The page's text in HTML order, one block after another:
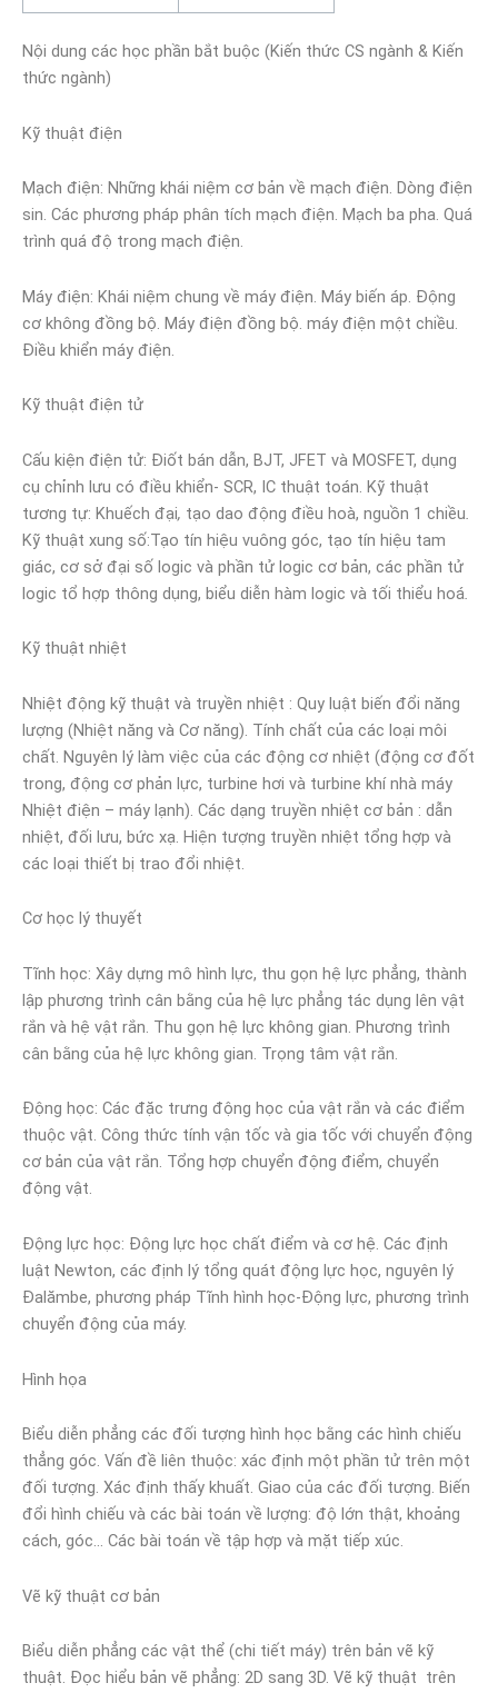
Nội dung các học phần bắt buộc (Kiến thức CS ngành & Kiến
thức ngành)
Kỹ thuật điện
Mạch điện: Những khái niệm cơ bản về mạch điện. Dòng điện
sin. Các phương pháp phân tích mạch điện. Mạch ba pha. Quá
trình quá độ trong mạch điện.
Máy điện: Khái niệm chung về máy điện. Máy biến áp. Động
cơ không đồng bộ. Máy điện đồng bộ. máy điện một chiều.
Điều khiển máy điện.
Kỹ thuật điện tử
Cấu kiện điện tử: Điốt bán dẫn, BJT, JFET và MOSFET, dụng
cụ chỉnh lưu có điều khiển- SCR, IC thuật toán. Kỹ thuật
tương tự: Khuếch đại, tạo dao động điều hoà, nguồn 1 chiều.
Kỹ thuật xung số:Tạo tín hiệu vuông góc, tạo tín hiệu tam
giác, cơ sở đại số logic và phần tử logic cơ bản, các phần tử
logic tổ hợp thông dụng, biểu diễn hàm logic và tối thiểu hoá.
Kỹ thuật nhiệt
Nhiệt động kỹ thuật và truyền nhiệt : Quy luật biến đổi năng
lượng (Nhiệt năng và Cơ năng). Tính chất của các loại môi
chất. Nguyên lý làm việc của các động cơ nhiệt (động cơ đốt
trong, động cơ phản lực, turbine hơi và turbine khí nhà máy
Nhiệt điện – máy lạnh). Các dạng truyền nhiệt cơ bản : dẫn
nhiệt, đối lưu, bức xạ. Hiện tượng truyền nhiệt tổng hợp và
các loại thiết bị trao đổi nhiệt.
Cơ học lý thuyết
Tĩnh học: Xây dựng mô hình lực, thu gọn hệ lực phẳng, thành
lập phương trình cân bằng của hệ lực phẳng tác dụng lên vật
rắn và hệ vật rắn. Thu gọn hệ lực không gian. Phương trình
cân bằng của hệ lực không gian. Trọng tâm vật rắn.
Động học: Các đặc trưng động học của vật rắn và các điểm
thuộc vật. Công thức tính vận tốc và gia tốc với chuyển động
cơ bản của vật rắn. Tổng hợp chuyển động điểm, chuyển
động vật.
Động lực học: Động lực học chất điểm và cơ hệ. Các định
luật Newton, các định lý tổng quát động lực học, nguyên lý
Đalămbe, phương pháp Tĩnh hình học-Động lực, phương trình
chuyển động của máy.
Hình họa
Biểu diễn phẳng các đối tượng hình học bằng các hình chiếu
thẳng góc. Vấn đề liên thuộc: xác định một phần tử trên một
đối tượng. Xác định thấy khuất. Giao của các đối tượng. Biến
đổi hình chiếu và các bài toán về lượng: độ lớn thật, khoảng
cách, góc… Các bài toán về tập hợp và mặt tiếp xúc.
Vẽ kỹ thuật cơ bản
Biểu diễn phẳng các vật thể (chi tiết máy) trên bản vẽ kỹ
thuật. Đọc hiểu bản vẽ phẳng: 2D sang 3D. Vẽ kỹ thuật trên